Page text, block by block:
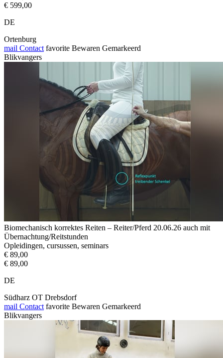
€ 599,00
DE
Ortenburg
mail Contact favorite Bewaren Gemarkeerd
Blikvangers
Biomechanisch korrektes Reiten – Reiter/Pferd 20.06.26 auch mit
Übernachtung/Reitstunden
Opleidingen, cursussen, seminars
€ 89,00
€ 89,00
DE
Südharz OT Drebsdorf
mail Contact favorite Bewaren Gemarkeerd
Blikvangers